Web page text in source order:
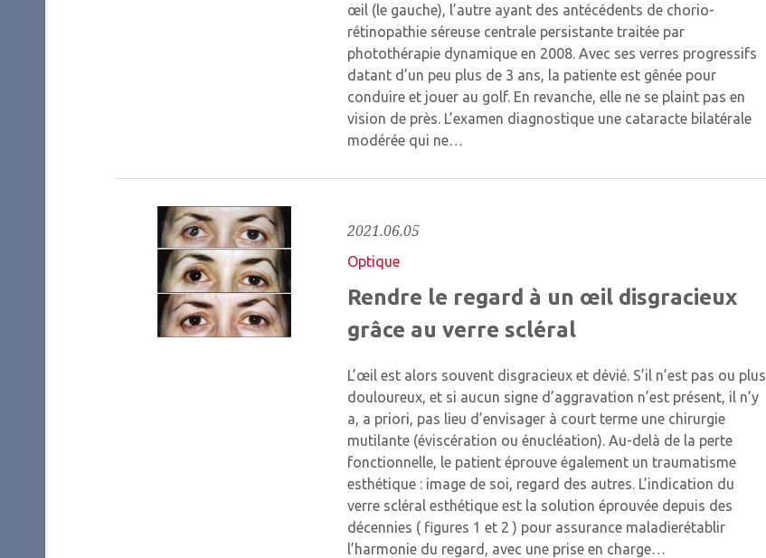
œil (le gauche), l’autre ayant des antécédents de chorio-
rétinopathie séreuse centrale persistante traitée par
photothérapie dynamique en 2008. Avec ses verres progressifs
datant d’un peu plus de 3 ans, la patiente est gênée pour
conduire et jouer au golf. En revanche, elle ne se plaint pas en
vision de près. L’examen diagnostique une cataracte bilatérale
modérée qui ne…
2021.06.05
Optique
Rendre le regard à un œil disgracieux
grâce au verre scléral
L’œil est alors souvent disgracieux et dévié. S’il n’est pas ou plus
douloureux, et si aucun signe d’aggravation n’est présent, il n’y
a, a priori, pas lieu d’envisager à court terme une chirurgie
mutilante (éviscération ou énucléation). Au-delà de la perte
fonctionnelle, le patient éprouve également un traumatisme
esthétique : image de soi, regard des autres. L’indication du
verre scléral esthétique est la solution éprouvée depuis des
décennies ( figures 1 et 2 ) pour assurance maladierétablir
l’harmonie du regard, avec une prise en charge…